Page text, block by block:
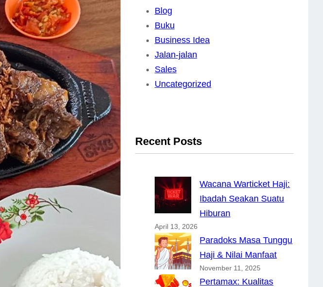
Blog
Buku
Business Idea
Jalan-jalan
Sales
Uncategorized
Recent Posts
Wacana Warticket Haji:
Ibadah Seakan Suatu
Hiburan
April 13, 2026
Paradoks Masa Tunggu
Haji & Nilai Manfaat
November 11, 2025
Pertamax: Kualitas